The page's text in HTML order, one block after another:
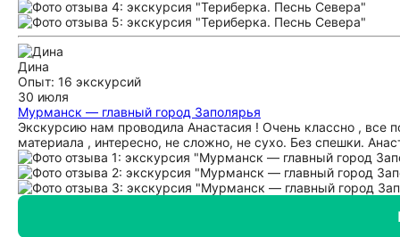
Дина
Опыт: 16 экскурсий
30 июля
Мурманск — главный город Заполярья
Экскурсию нам проводила Анастасия ! Очень классно , все
материала , интересно, не сложно, не сухо. Без спешки.